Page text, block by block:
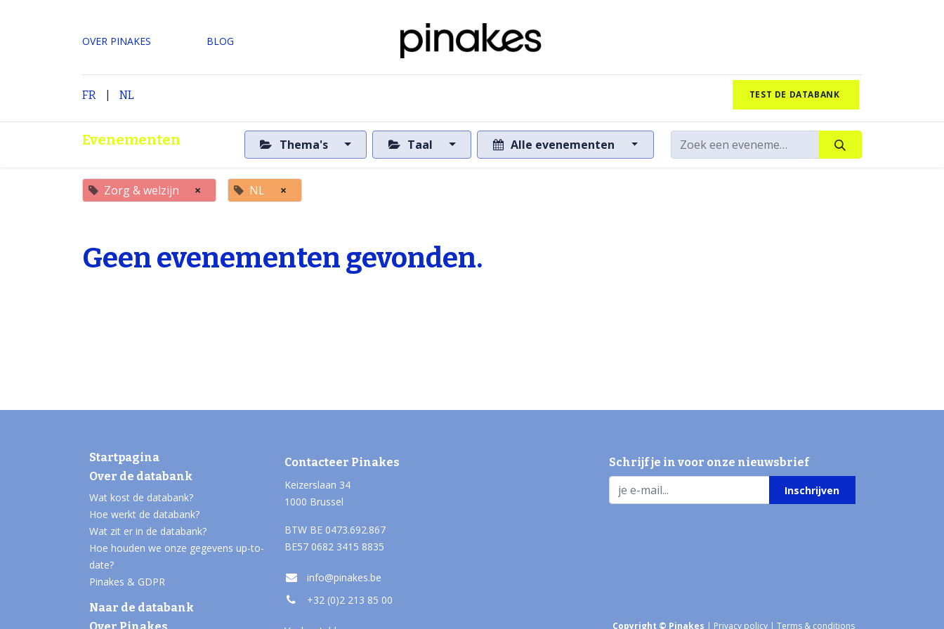
OVER PINAKES ​BLOG
FR | NL TEST DE DATABANK
Evenementen Thema's Taal Alle evenementen
Zorg & welzijn × NL ×
Geen evenementen gevonden.
Startpagina
Over de databank
Wat kost de databank?
Hoe werkt de databank?
Wat zit er in de databank?
Hoe houden we onze gegevens up-to-
date?
Pinakes & GDPR
Naar de databank
Over Pinakes
Contacteer Pinakes
Keizerslaan 34
1000 Brussel
BTW BE 0473.692.867
BE57 0682 3415 8835
info@pinakes.be
+32 (0)2 213 85 00
Schrijf je in voor onze nieuwsbrief
Inschrijven
Copyright © Pinakes | Privacy policy | Terms & conditions